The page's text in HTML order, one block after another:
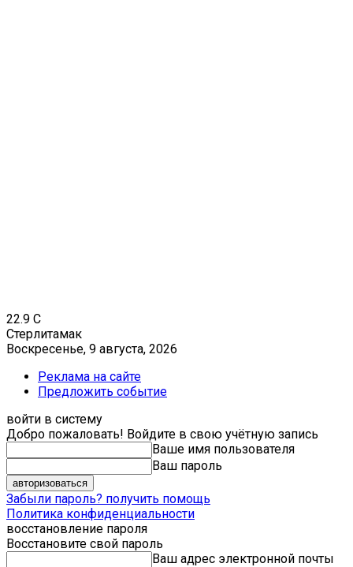
22.9 C
Стерлитамак
Воскресенье, 9 августа, 2026
Реклама на сайте
Предложить событие
войти в систему
Добро пожаловать! Войдите в свою учётную запись
Ваше имя пользователя
Ваш пароль
Забыли пароль? получить помощь
Политика конфиденциальности
восстановление пароля
Восстановите свой пароль
Ваш адрес электронной почты